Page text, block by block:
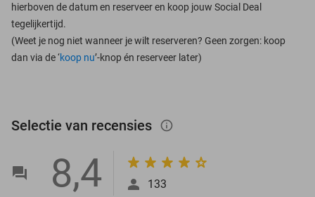
hierboven de datum en reserveer en koop jouw Social Deal
tegelijkertijd.
(Weet je nog niet wanneer je wilt reserveren? Geen zorgen: koop
dan via de ‘koop nu’-knop én reserveer later)
Selectie van recensies info_outlined
8,4 133